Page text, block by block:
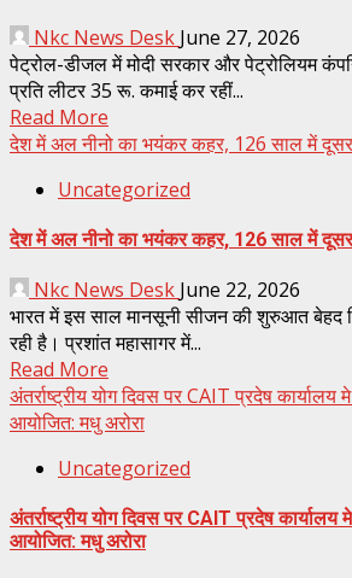
Nkc News Desk June 27, 2026
पेट्रोल-डीजल में मोदी सरकार और पेट्रोलियम
प्रति लीटर 35 रू. कमाई कर रहीं...
Read More
देश में अल नीनो का भयंकर कहर, 126 साल में
Uncategorized
देश में अल नीनो का भयंकर कहर, 126 साल में
Nkc News Desk June 22, 2026
​भारत में इस साल मानसूनी सीजन की शुरुआत बेहद
रही है। प्रशांत महासागर में...
Read More
अंतर्राष्ट्रीय योग दिवस पर CAIT प्रदेष
आयोजित: मधु अरोरा
Uncategorized
अंतर्राष्ट्रीय योग दिवस पर CAIT प्रदेष
आयोजित: मधु अरोरा